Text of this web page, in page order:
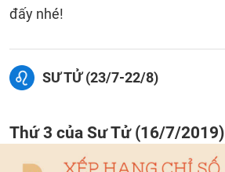
đấy nhé!
SƯ TỬ (23/7-22/8)
Thứ 3 của Sư Tử (16/7/2019)